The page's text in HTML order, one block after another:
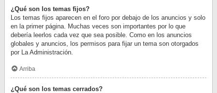
¿Qué son los temas fijos?
Los temas fijos aparecen en el foro por debajo de los anuncios y solo
en la primer página. Muchas veces son importantes por lo que
debería leerlos cada vez que sea posible. Como en los anuncios
globales y anuncios, los permisos para fijar un tema son otorgados
por La Administración.
Arriba
¿Qué son los temas cerrados?